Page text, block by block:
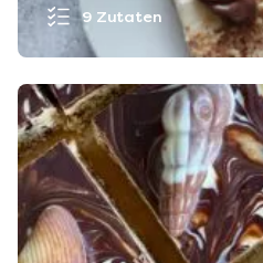
9 Zutaten